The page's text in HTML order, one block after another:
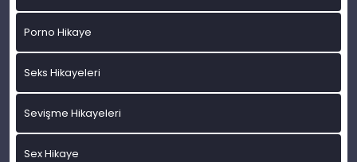
Porno Hikaye
Seks Hikayeleri
Sevişme Hikayeleri
Sex Hikaye